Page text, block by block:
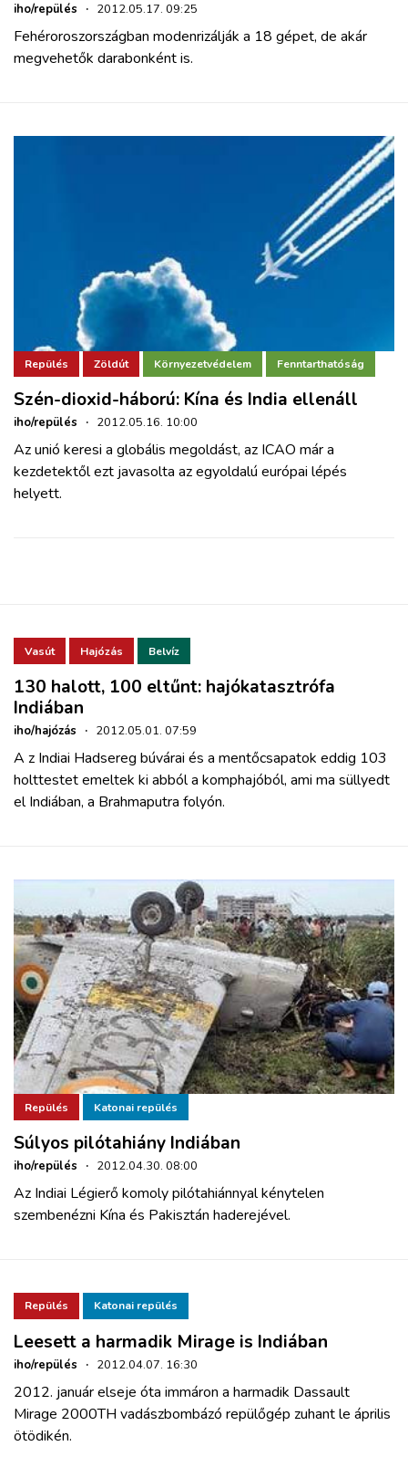
iho/repülés · 2012.05.17. 09:25
Fehéroroszországban modenrizálják a 18 gépet, de akár
megvehetők darabonként is.
Repülés Zöldút Környezetvédelem Fenntarthatóság
Szén-dioxid-háború: Kína és India ellenáll
iho/repülés · 2012.05.16. 10:00
Az unió keresi a globális megoldást, az ICAO már a
kezdetektől ezt javasolta az egyoldalú európai lépés
helyett.
Vasút Hajózás Belvíz
130 halott, 100 eltűnt: hajókatasztrófa
Indiában
iho/hajózás · 2012.05.01. 07:59
A z Indiai Hadsereg búvárai és a mentőcsapatok eddig 103
holttestet emeltek ki abból a komphajóból, ami ma süllyedt
el Indiában, a Brahmaputra folyón.
Repülés Katonai repülés
Súlyos pilótahiány Indiában
iho/repülés · 2012.04.30. 08:00
Az Indiai Légierő komoly pilótahiánnyal kénytelen
szembenézni Kína és Pakisztán haderejével.
Repülés Katonai repülés
Leesett a harmadik Mirage is Indiában
iho/repülés · 2012.04.07. 16:30
2012. január elseje óta immáron a harmadik Dassault
Mirage 2000TH vadászbombázó repülőgép zuhant le április
ötödikén.